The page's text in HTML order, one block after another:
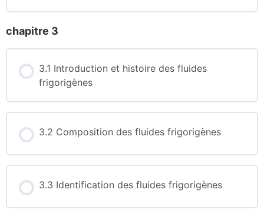
chapitre 3
3.1 Introduction et histoire des fluides
frigorigènes
3.2 Composition des fluides frigorigènes
3.3 Identification des fluides frigorigènes